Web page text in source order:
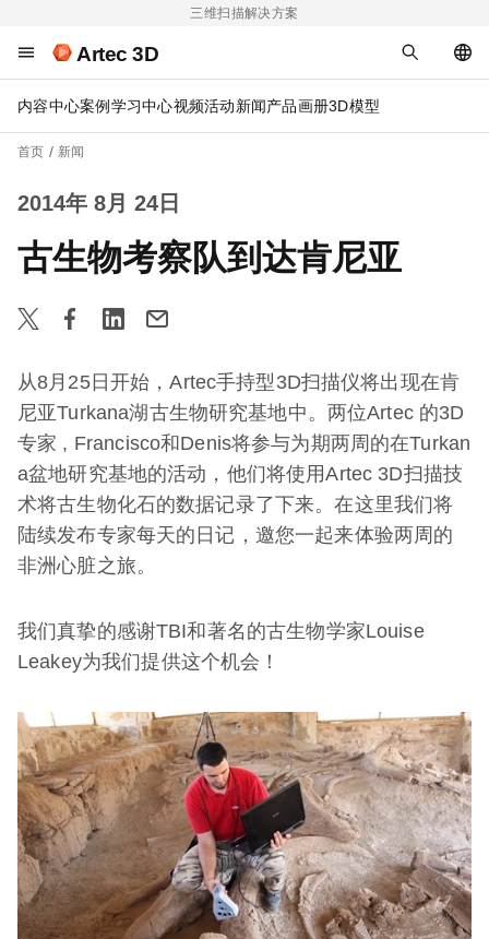
三维扫描解决方案
Artec 3D
内容中心案例 学习中心视频活动新闻产品画册3D模型
首页 新闻
2014年 8月 24日
古生物考察队到达肯尼亚
从8月25日开始，Artec手持型3D扫描仪将出现在肯
尼亚Turkana湖古生物研究基地中。两位Artec 的3D
专家 , Francisco和Denis将参与为期两周的在Turkan
a盆地研究基地的活动，他们将使用Artec 3D扫描技
术将古生物化石的数据记录了下来。在这里我们将
陆续发布专家每天的日记， 邀您一起来体验两周的
非洲心脏之旅。
我们真挚的感谢TBI和著名的古生物学家Louise
Leakey为我们提供这个机会！